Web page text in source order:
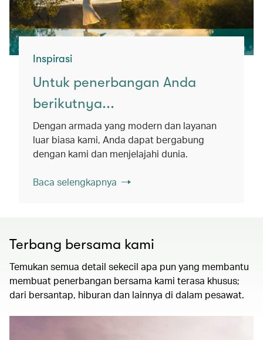
Inspirasi
Untuk penerbangan Anda
berikutnya...
Dengan armada yang modern dan layanan
luar biasa kami, Anda dapat bergabung
dengan kami dan menjelajahi dunia.
Baca selengkapnya
Terbang bersama kami
Temukan semua detail sekecil apa pun yang membantu
membuat penerbangan bersama kami terasa khusus;
dari bersantap, hiburan dan lainnya di dalam pesawat.